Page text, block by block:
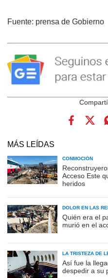
Fuente: prensa de Gobierno
MÁS LEÍDAS
CONMOCIÓN
Acceso Este
heridos
DOLOR EN LAS
Quién era el
murió en el
LA TRISTEZA DE
Así fue la
despedir a su